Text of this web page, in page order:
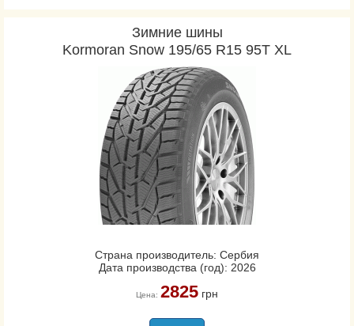
Зимние шины
Kormoran Snow 195/65 R15 95T XL
Страна производитель: Сербия
Дата производства (год): 2026
Цена: 2825грн